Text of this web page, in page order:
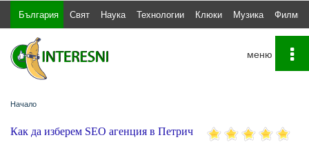
България Свят Наука Технологии Клюки Музика Филми
Начало
Как да изберем SEO агенция в Петрич